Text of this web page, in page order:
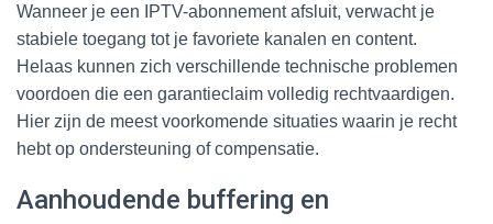
Wanneer je een IPTV-abonnement afsluit, verwacht je
stabiele toegang tot je favoriete kanalen en content.
Helaas kunnen zich verschillende technische problemen
voordoen die een garantieclaim volledig rechtvaardigen.
Hier zijn de meest voorkomende situaties waarin je recht
hebt op ondersteuning of compensatie.
Aanhoudende buffering en